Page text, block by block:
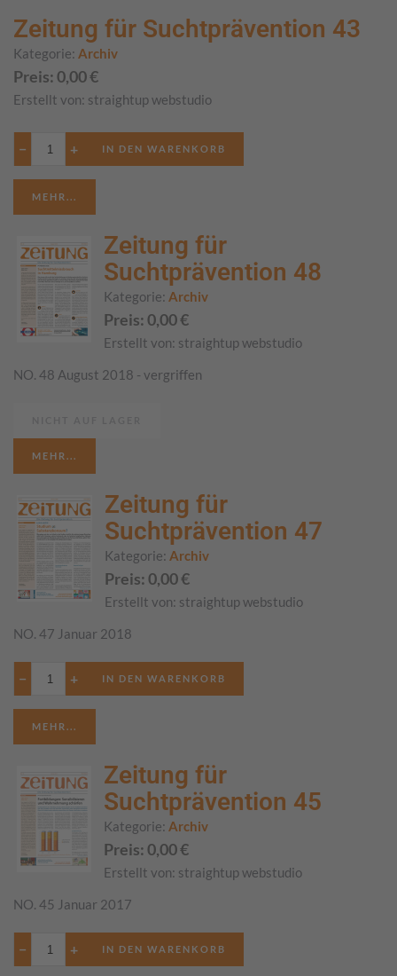
Zeitung für Suchtprävention 43
Kategorie: Archiv
Preis: 0,00€
Erstellt von: straightup webstudio
− +
MEHR...
Zeitung für
Suchtprävention 48
Kategorie: Archiv
Preis: 0,00€
Erstellt von: straightup webstudio
NO. 48 August 2018 - vergriffen
MEHR...
Zeitung für
Suchtprävention 47
Kategorie: Archiv
Preis: 0,00€
Erstellt von: straightup webstudio
NO. 47 Januar 2018
− +
MEHR...
Zeitung für
Suchtprävention 45
Kategorie: Archiv
Preis: 0,00€
Erstellt von: straightup webstudio
NO. 45 Januar 2017
− +